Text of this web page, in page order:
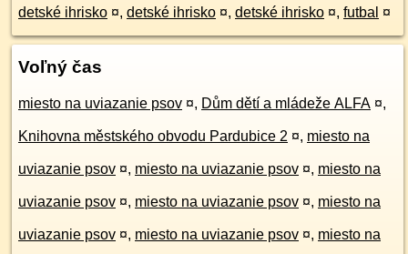
detské ihrisko ¤, detské ihrisko ¤, detské ihrisko ¤, futbal ¤
Voľný čas
miesto na uviazanie psov ¤, Dům dětí a mládeže ALFA ¤,
Knihovna městského obvodu Pardubice 2 ¤, miesto na
uviazanie psov ¤, miesto na uviazanie psov ¤, miesto na
uviazanie psov ¤, miesto na uviazanie psov ¤, miesto na
uviazanie psov ¤, miesto na uviazanie psov ¤, miesto na